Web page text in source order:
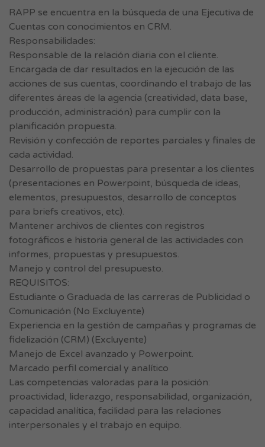
RAPP se encuentra en la búsqueda de una Ejecutiva de
Cuentas con conocimientos en CRM.
Responsabilidades:
Responsable de la relación diaria con el cliente.
Encargada de dar resultados en la ejecución de las
acciones de sus cuentas, coordinando el trabajo de las
diferentes áreas de la agencia (creatividad, data base,
producción, administración) para cumplir con la
planificación propuesta.
Revisión y confección de reportes parciales y finales de
cada actividad.
Desarrollo de propuestas para presentar a los clientes
(presentaciones en Powerpoint, búsqueda de ideas,
elementos, presupuestos, desarrollo de conceptos
para briefs creativos, etc).
Mantener archivos de clientes con registros
fotográficos e historia general de las actividades con
informes, propuestas y presupuestos.
Manejo y control del presupuesto.
REQUISITOS:
Estudiante o Graduada de las carreras de Publicidad o
Comunicación (No Excluyente)
Experiencia en la gestión de campañas y programas de
fidelización (CRM) (Excluyente)
Manejo de Excel avanzado y Powerpoint.
Marcado perfil comercial y analítico
Las competencias valoradas para la posición:
proactividad, liderazgo, responsabilidad, organización,
capacidad analítica, facilidad para las relaciones
interpersonales y el trabajo en equipo.